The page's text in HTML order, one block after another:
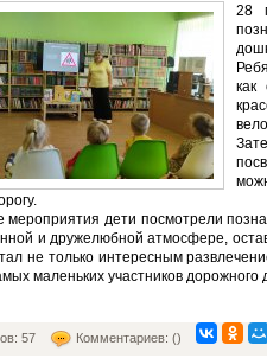
28
как
мероприятия дети посмотрели
и дружелюбной атмосфере,
не только интересным
маленьких участников дорожного
57 Комментариев: ()